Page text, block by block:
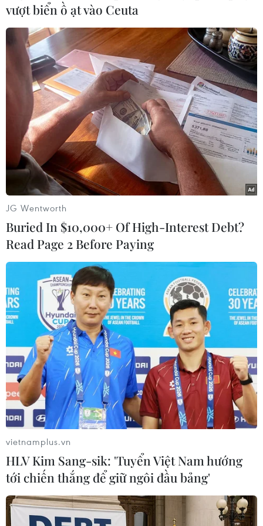
#Trung tướng Phạm Hồng Sơn
#Huân chương
#Truy điệu
#An táng Áo
Theo dõi VietnamPlus
TIN CÙNG CHUYÊN MỤC
An Giang: Cháy lớn ở khu dân cư
khiến 5 căn nhà bị hư hại
06/08/2026 16:12
Tiếp tục đổi mới, nâng cao hiệu quả
công tác cai nghiện ma túy
06/08/2026 15:34
Khởi tố đối tượng giả danh Công an,
lừa đảo "chạy án" tại Đắk Lắk
vượt biển ồ ạt vào Ceuta
JG Wentworth
Buried In $10,000+ Of High-Interest Debt?
Read Page 2 Before Paying
vietnamplus.vn
HLV Kim Sang-sik: 'Tuyển Việt Nam hướng
tới chiến thắng để giữ ngôi đầu bảng'